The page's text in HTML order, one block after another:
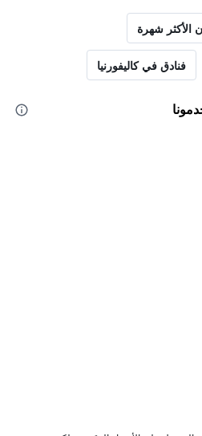
الأكثر شهرة
فنادق في كاليفورنيا